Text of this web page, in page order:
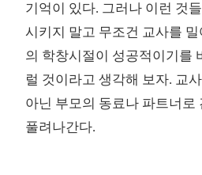
기억이 있다. 그러나 이런 것
시키지 말고 무조건 교사를
의 학창시절이 성공적이기를
럴 것이라고 생각해 보자. 교
아닌 부모의 동료나 파트너로
풀려나간다.